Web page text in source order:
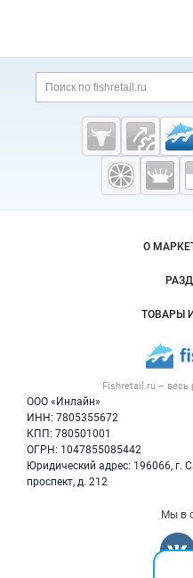
Дополнительная
Cсылки на
рыба,
Важные разделы и
Fishretail.ru – весь
ООО «Инлайн»
ИНН: 7805355672
КПП: 780501001
ОГРН: 1047855085442
Юридический адрес: 196066, г.
проспект, д. 212
Навигация по сайту
О
Политика
ТОВАРЫ
Мы в